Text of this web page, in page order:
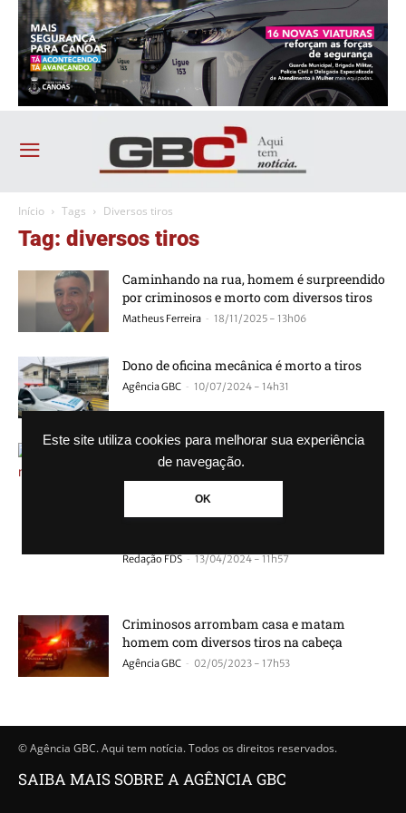
Este site utiliza cookies para melhorar sua experiência
de navegação.
OK
Início Tags Diversos tiros
Tag: diversos tiros
Caminhando na rua, homem é surpreendido
por criminosos e morto com diversos tiros
Matheus Ferreira - 18/11/2025 - 13h06
Dono de oficina mecânica é morto a tiros
Agência GBC - 10/07/2024 - 14h31
Homem é morto com diversos tiros no rosto
14/04/2024 - 21h08
Redação FDS - 13/04/2024 - 11h57
Criminosos arrombam casa e matam
homem com diversos tiros na cabeça
Agência GBC - 02/05/2023 - 17h53
© Agência GBC. Aqui tem notícia. Todos os direitos reservados.
SAIBA MAIS SOBRE A AGÊNCIA GBC